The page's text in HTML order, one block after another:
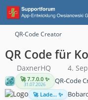
QR-Code Creator
QR Code für
DaxnerHQ 4.
🚀 7.7.0.0 ✨
31.07.2026 QR-Code
🚀 Lade... ✨